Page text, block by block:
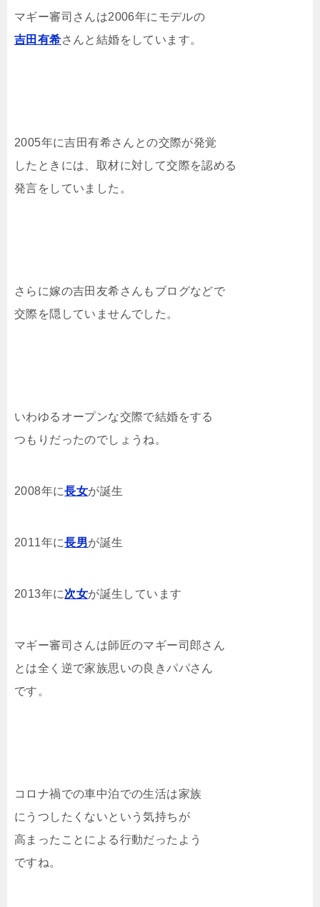
マギー審司さんは2006年にモデルの
吉田有希さんと結婚をしています。
2005年に吉田有希さんとの交際が発覚
したときには、取材に対して交際を認める
発言をしていました。
さらに嫁の吉田友希さんもブログなどで
交際を隠していませんでした。
いわゆるオープンな交際で結婚をする
つもりだったのでしょうね。
2008年に長女が誕生
2011年に長男が誕生
2013年に次女が誕生しています
マギー審司さんは師匠のマギー司郎さん
とは全く逆で家族思いの良きパパさん
です。
コロナ禍での車中泊での生活は家族
にうつしたくないという気持ちが
高まったことによる行動だったよう
ですね。